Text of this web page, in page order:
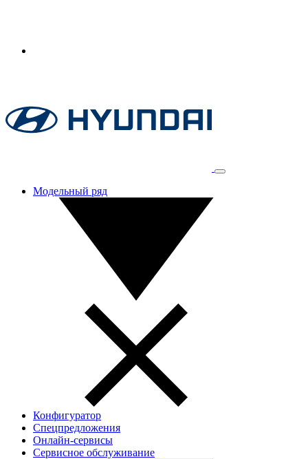
Модельный ряд
Конфигуратор
Спецпредложения
Онлайн-сервисы
Сервисное обслуживание